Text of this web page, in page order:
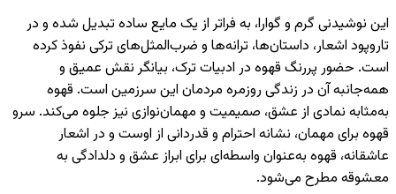
این نوشیدنی گرم و گوارا، به فراتر از یک مایع ساده تبدیل شده و در
تاروپود اشعار، داستان‌ها، ترانه‌ها و ضرب‌المثل‌های ترکی نفوذ کرده
است. حضور پررنگ قهوه در ادبیات ترک، بیانگر نقش عمیق و
همه‌جانبه آن در زندگی روزمره مردمان این سرزمین است. قهوه
به‌مثابه نمادی از عشق، صمیمیت و مهمان‌نوازی نیز جلوه می‌کند. سرو
قهوه برای مهمان، نشانه احترام و قدردانی از اوست و در اشعار
عاشقانه، قهوه به‌عنوان واسطه‌ای برای ابراز عشق و دلدادگی به
معشوقه مطرح می‌شود.